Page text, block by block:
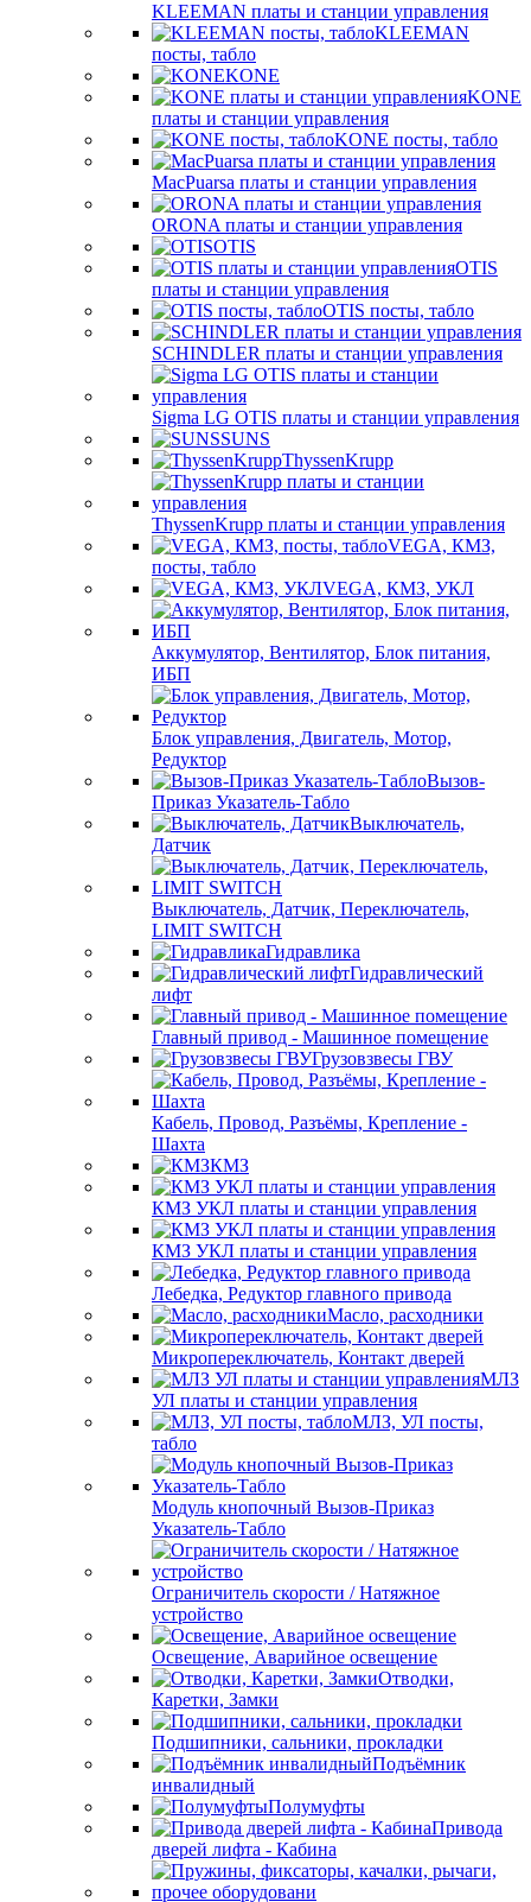
KLEEMAN платы и станции управления
KLEEMAN
посты, табло
KONE
KONE
платы и станции управления
KONE посты, табло
MacPuarsa платы и станции управления
ORONA платы и станции управления
OTIS
OTIS
платы и станции управления
OTIS посты, табло
SCHINDLER платы и станции управления
Sigma LG OTIS платы и станции управления
SUNS
ThyssenKrupp
ThyssenKrupp платы и станции управления
VEGА, КМЗ,
посты, табло
VEGА, КМЗ, УКЛ
Аккумулятор, Вентилятор, Блок питания,
ИБП
Блок управления, Двигатель, Мотор,
Редуктор
Вызов-
Приказ Указатель-Табло
Выключатель,
Датчик
Выключатель, Датчик, Переключатель,
LIMIT SWITCH
Гидравлика
Гидравлический
лифт
Главный привод - Машинное помещение
Грузовзвесы ГВУ
Кабель, Провод, Разъёмы, Крепление -
Шахта
КМЗ
КМЗ УКЛ платы и станции управления
КМЗ УКЛ платы и станции управления
Лебедка, Редуктор главного привода
Масло, расходники
Микропереключатель, Контакт дверей
МЛЗ
УЛ платы и станции управления
МЛЗ, УЛ посты,
табло
Модуль кнопочный Вызов-Приказ
Указатель-Табло
Ограничитель скорости / Натяжное
устройство
Освещение, Аварийное освещение
Отводки,
Каретки, Замки
Подшипники, сальники, прокладки
Подъёмник
инвалидный
Полумуфты
Привода
дверей лифта - Кабина